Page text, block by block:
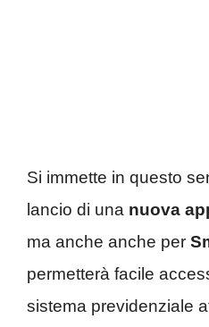
Si immette in questo
lancio di una nuova
ma anche anche per
permetterà facile
sistema previdenziale